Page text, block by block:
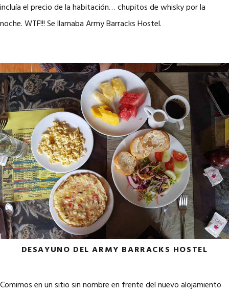
incluía el precio de la habitación… chupitos de whisky por la
noche. WTF!!! Se llamaba Army Barracks Hostel.
DESAYUNO DEL ARMY BARRACKS HOSTEL
Comimos en un sitio sin nombre en frente del nuevo alojamiento